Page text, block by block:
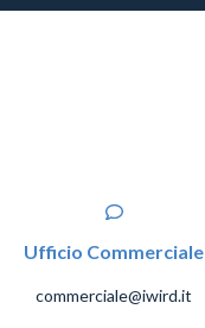
Ufficio Commerciale
commerciale@iwird.it